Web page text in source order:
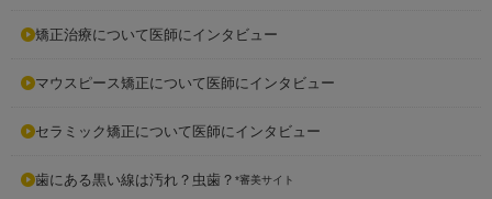
矯正治療について医師にインタビュー
マウスピース矯正について医師にインタビュー
セラミック矯正について医師にインタビュー
歯にある黒い線は汚れ？虫歯？ *審美サイト